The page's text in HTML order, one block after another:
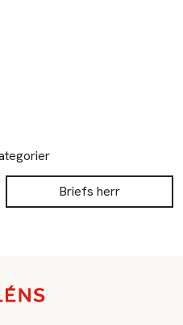
Briefs herr